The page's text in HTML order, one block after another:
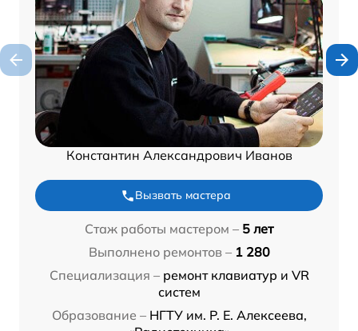
Константин Александрович Иванов
Вызвать мастера
Стаж работы мастером – 5 лет
Выполнено ремонтов – 1 280
Специализация – ремонт клавиатур и VR
систем
Образование – НГТУ им. Р. Е. Алексеева,